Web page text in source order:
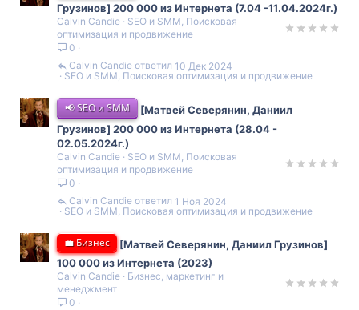
Грузинов] 200 000 из Интернета (7.04 -11.04.2024г.)
Calvin Candie
SEO и SMM, Поисковая
оптимизация и продвижение
0
SEO и SMM, Поисковая оптимизация и продвижение
10 Дек 2024
Calvin Candie
📢 SEO и SMM
[Матвей Северянин, Даниил
Грузинов] 200 000 из Интернета (28.04 -
02.05.2024г.)
Calvin Candie
SEO и SMM, Поисковая
оптимизация и продвижение
0
SEO и SMM, Поисковая оптимизация и продвижение
1 Ноя 2024
Calvin Candie
💼 Бизнес
[Матвей Северянин, Даниил Грузинов]
100 000 из Интернета (2023)
Calvin Candie
Бизнес, маркетинг и
менеджмент
0